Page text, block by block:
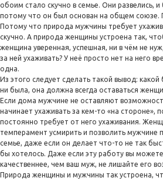
обоим стало скучно в семье. Они развелись,
потому что он был основан на общем союзе.
Потому что природа мужчины требует
скучно. А природа женщины устроена так,
женщина уверенная, успешная, ни в чём не
за ней ухаживать? У неё просто нет на него
одна.
Из этого следует сделать такой вывод:
ни была, она должна всегда оставаться
Если дома мужчине не оставляют
начинает ухаживать за кем-то «на стороне»,
постоянно требует от него ухаживания.
темперамент усмирить и позволить мужчине
семье, даже если он делает что-то не так
бы хотелось. Даже если эту работу вы
качественнее, чем ваш муж, не лишайте его
Природа женщины и мужчины так устроена,